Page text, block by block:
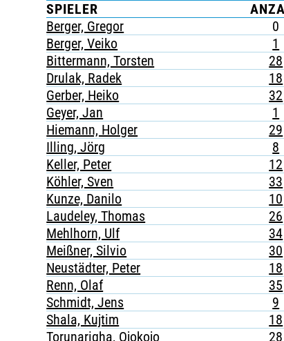
SPIELER
Berger, Gregor
0
Berger, Veiko
1
Bittermann, Torsten
28
Drulak, Radek
18
Gerber, Heiko
32
Geyer, Jan
1
Hiemann, Holger
29
Illing, Jörg
8
Keller, Peter
12
Köhler, Sven
33
Kunze, Danilo
10
Laudeley, Thomas
26
Mehlhorn, Ulf
34
Meißner, Silvio
30
Neustädter, Peter
18
Renn, Olaf
35
Schmidt, Jens
9
Shala, Kujtim
18
Torunarigha, Ojokojo
28